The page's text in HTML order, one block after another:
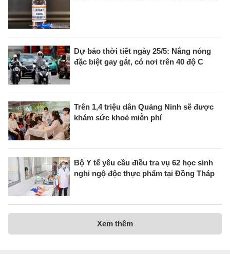
Dự báo thời tiết ngày 25/5: Nắng nóng
đặc biệt gay gắt, có nơi trên 40 độ C
Trên 1,4 triệu dân Quảng Ninh sẽ được
khám sức khoẻ miễn phí
Bộ Y tế yêu cầu điều tra vụ 62 học sinh
nghi ngộ độc thực phẩm tại Đồng Tháp
Xem thêm